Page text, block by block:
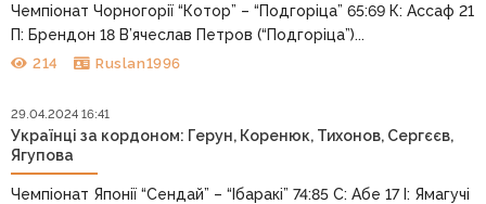
Чемпіонат Чорногорії “Котор” – “Подгоріца” 65:69 К: Ассаф 21
П: Брендон 18 В’ячеслав Петров (“Подгоріца”)...
214 Ruslan1996
29.04.2024 16:41
Українці за кордоном: Герун, Коренюк, Тихонов, Сергєєв,
Ягупова
Чемпіонат Японії “Сендай” – “Ібаракі” 74:85 С: Абе 17 І: Ямагучі